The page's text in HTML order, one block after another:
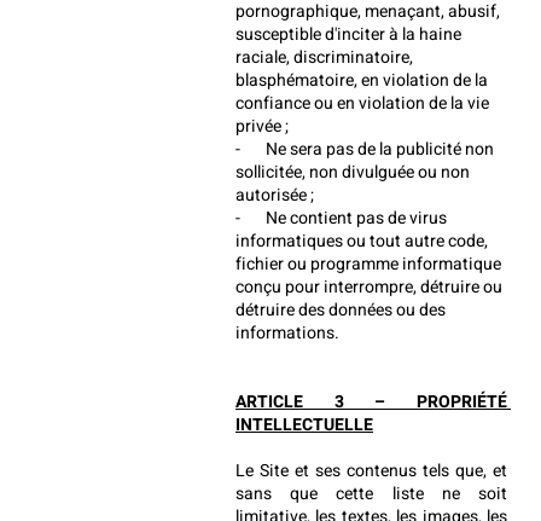
pornographique, menaçant, abusif,
susceptible d'inciter à la haine
raciale, discriminatoire,
blasphématoire, en violation de la
confiance ou en violation de la vie
privée ;
-       Ne sera pas de la publicité non
sollicitée, non divulguée ou non
autorisée ;
-       Ne contient pas de virus
informatiques ou tout autre code,
fichier ou programme informatique
conçu pour interrompre, détruire ou
détruire des données ou des
informations.
ARTICLE 3 – PROPRIÉTÉ
INTELLECTUELLE
Le Site et ses contenus tels que, et
sans que cette liste ne soit